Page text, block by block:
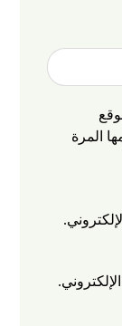
المرة